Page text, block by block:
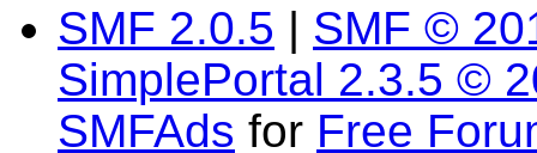
SMF 2.0.5 | SMF ©
SimplePortal 2.3.5 ©
SMFAds for Free